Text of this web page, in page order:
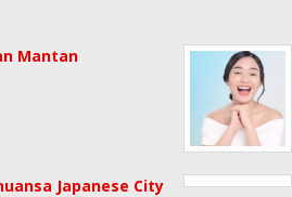
Mantan
Japanese City